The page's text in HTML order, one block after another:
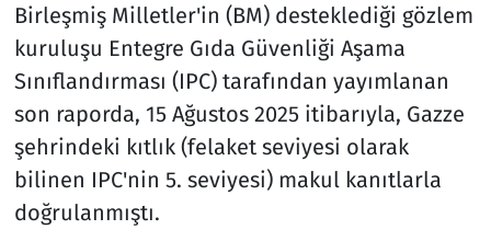
Birleşmiş Milletler'in (BM) desteklediği gözlem
kuruluşu Entegre Gıda Güvenliği Aşama
Sınıflandırması (IPC) tarafından yayımlanan
son raporda, 15 Ağustos 2025 itibarıyla, Gazze
şehrindeki kıtlık (felaket seviyesi olarak
bilinen IPC'nin 5. seviyesi) makul kanıtlarla
doğrulanmıştı.